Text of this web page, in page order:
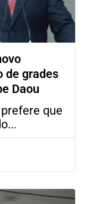
de grades
Daou
que